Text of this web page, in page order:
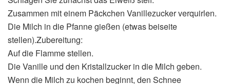
Zusammen mit einem Päckchen Vanillezucker verquirlen.
Die Milch in die Pfanne gießen (etwas beiseite
stellen).Zubereitung:
Auf die Flamme stellen.
Die Vanille und den Kristallzucker in die Milch geben.
Wenn die Milch zu kochen beginnt, den Schnee